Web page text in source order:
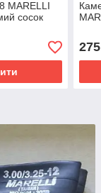
MARELLI
сосок
275